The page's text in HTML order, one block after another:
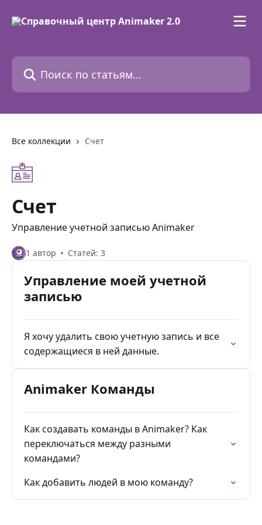
Поиск по статьям...
Все коллекции Счет
Счет
Управление учетной записью Animaker
1 автор Статей: 3
Управление моей учетной
записью
Я хочу удалить свою учетную запись и все
содержащиеся в ней данные.
Animaker Команды
Как создавать команды в Animaker? Как
переключаться между разными
командами?
Как добавить людей в мою команду?